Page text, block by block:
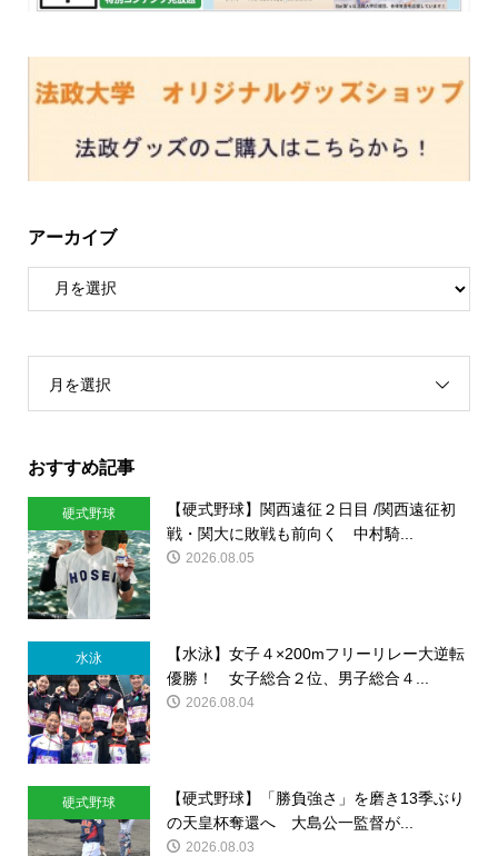
アーカイブ
月を選択
おすすめ記事
硬式野球
【硬式野球】関西遠征２日目 /関西遠征初
戦・関大に敗戦も前向く 中村騎...
2026.08.05
水泳
【水泳】女子４×200mフリーリレー大逆転
優勝！ 女子総合２位、男子総合４...
2026.08.04
硬式野球
【硬式野球】「勝負強さ」を磨き13季ぶり
の天皇杯奪還へ 大島公一監督が...
2026.08.03